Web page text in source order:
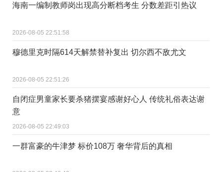
海南一编制教师岗出现高分断档考生 分数差距引热议
2026-08-05 22:51:58
穆德里克时隔614天解禁替补复出 切尔西不敌尤文
2026-08-05 22:51:26
自闭症男童家长要杀猪摆宴感谢好心人 传统礼俗表达谢
意
2026-08-05 22:49:03
一群富豪的牛津梦 标价108万 奢华背后的真相